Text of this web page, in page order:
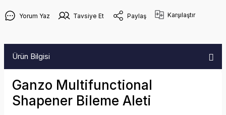
Yorum Yaz Tavsiye Et Paylaş Karşılaştır
Ürün Bilgisi
Ganzo Multifunctional
Shapener Bileme Aleti